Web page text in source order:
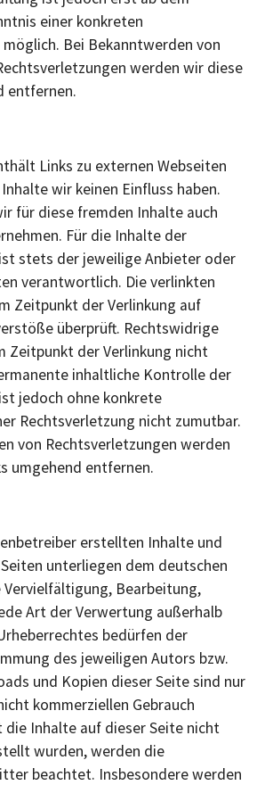
einer konkreten
Bei Bekanntwerden von
werden wir diese
entfernen.
Links zu externen Webseiten
wir keinen Einfluss haben.
für diese fremden Inhalte auch
Für die Inhalte der
stets der jeweilige Anbieter oder
verantwortlich. Die verlinkten
Zeitpunkt der Verlinkung auf
überprüft. Rechtswidrige
Zeitpunkt der Verlinkung nicht
inhaltliche Kontrolle der
jedoch ohne konkrete
Rechtsverletzung nicht zumutbar.
von Rechtsverletzungen werden
umgehend entfernen.
erstellten Inhalte und
unterliegen dem deutschen
Vervielfältigung, Bearbeitung,
Art der Verwertung außerhalb
bedürfen der
des jeweiligen Autors bzw.
und Kopien dieser Seite sind nur
kommerziellen Gebrauch
Inhalte auf dieser Seite nicht
wurden, werden die
beachtet. Insbesondere werden